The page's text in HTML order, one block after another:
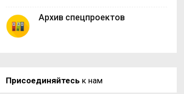
Архив спецпроектов
Присоединяйтесь к нам